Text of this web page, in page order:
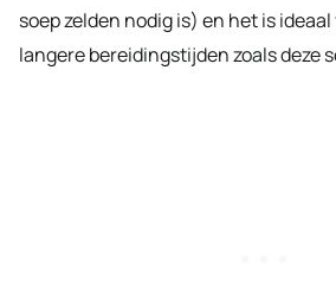
soep zelden nodig is) en het is
langere bereidingstijden zoals deze